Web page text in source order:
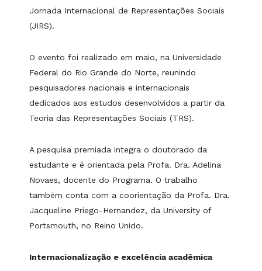
Jornada Internacional de Representações Sociais
(JIRS).
O evento foi realizado em maio, na Universidade
Federal do Rio Grande do Norte, reunindo
pesquisadores nacionais e internacionais
dedicados aos estudos desenvolvidos a partir da
Teoria das Representações Sociais (TRS).
A pesquisa premiada integra o doutorado da
estudante e é orientada pela Profa. Dra. Adelina
Novaes, docente do Programa. O trabalho
também conta com a coorientação da Profa. Dra.
Jacqueline Priego-Hernandez, da University of
Portsmouth, no Reino Unido.
Internacionalização e excelência acadêmica